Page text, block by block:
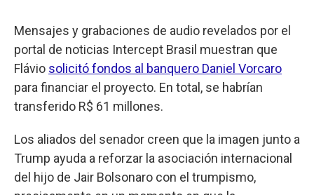
Mensajes y grabaciones de audio revelados por el
portal de noticias Intercept Brasil muestran que
Flávio solicitó fondos al banquero Daniel Vorcaro
para financiar el proyecto. En total, se habrían
transferido R$ 61 millones.
Los aliados del senador creen que la imagen junto a
Trump ayuda a reforzar la asociación internacional
del hijo de Jair Bolsonaro con el trumpismo,